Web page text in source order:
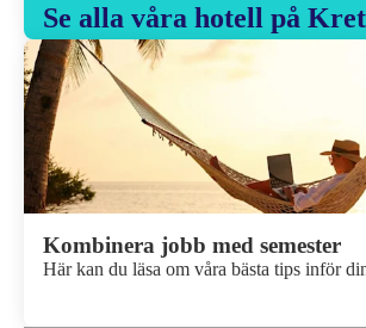
Se alla våra hotell på
Kombinera jobb med semester
Här kan du läsa om våra bästa tips inför